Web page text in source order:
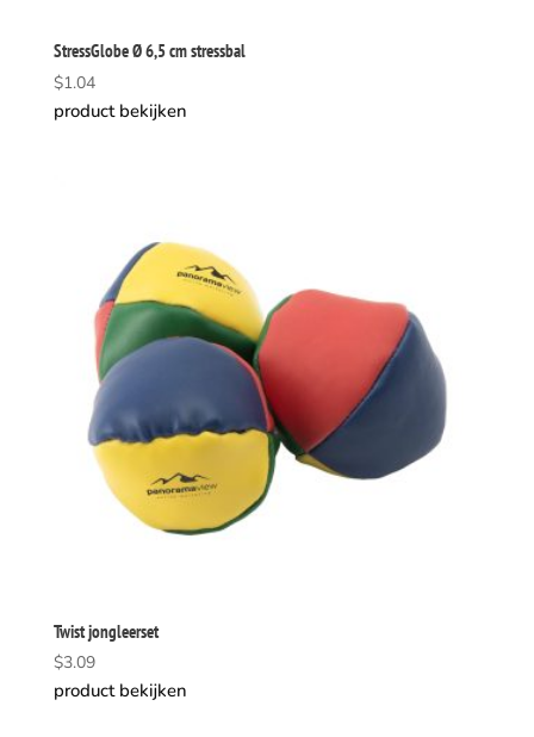
StressGlobe Ø 6,5 cm stressbal
$1.04
product bekijken
Twist jongleerset
$3.09
product bekijken